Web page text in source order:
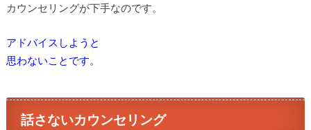
カウンセリングが下手なのです。
アドバイスしようと
思わないことです。
話さないカウンセリング